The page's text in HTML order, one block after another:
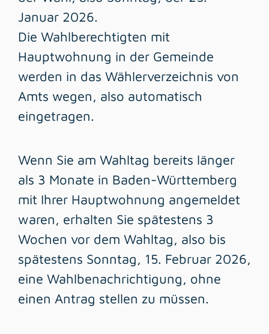
Januar 2026.
Die Wahlberechtigten mit
Hauptwohnung in der Gemeinde
werden in das Wählerverzeichnis von
Amts wegen, also automatisch
eingetragen.
Wenn Sie am Wahltag bereits länger
als 3 Monate in Baden-Württemberg
mit Ihrer Hauptwohnung angemeldet
waren, erhalten Sie spätestens 3
Wochen vor dem Wahltag, also bis
spätestens Sonntag, 15. Februar 2026,
eine Wahlbenachrichtigung, ohne
einen Antrag stellen zu müssen.